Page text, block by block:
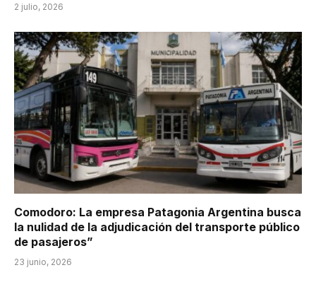
2 julio, 2026
Comodoro: La empresa Patagonia Argentina busca
la nulidad de la adjudicación del transporte público
de pasajeros”
23 junio, 2026